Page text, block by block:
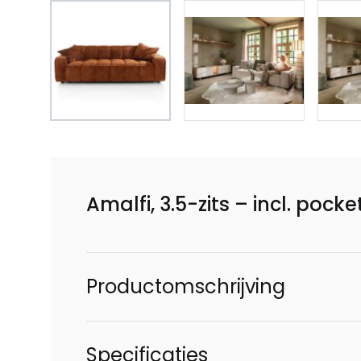
Amalfi, 3.5-zits – incl.
Productomschrijving
Specificaties